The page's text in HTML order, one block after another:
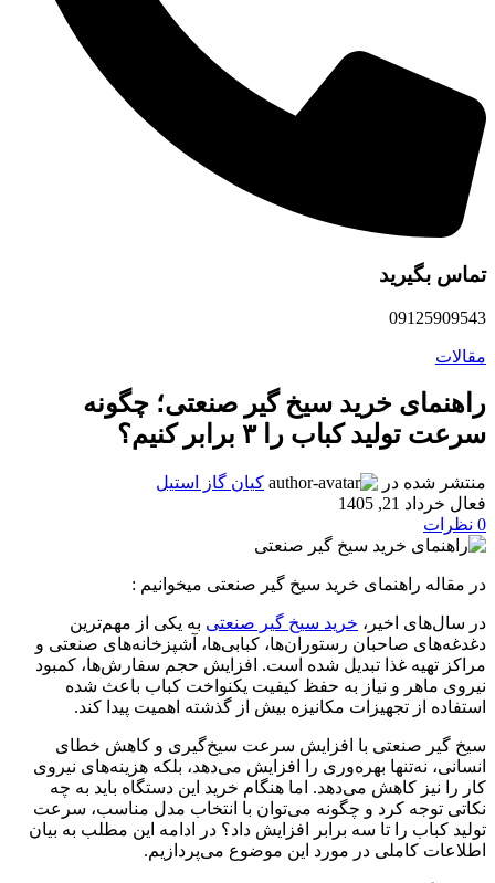
تماس بگیرید
09125909543
مقالات
راهنمای خرید سیخ گیر صنعتی؛ چگونه
سرعت تولید کباب را ۳ برابر کنیم؟
منتشر شده در
کیان گاز استیل
فعال خرداد 21, 1405
0 نظرات
در مقاله راهنمای خرید سیخ گیر صنعتی میخوانیم :
در سال‌های اخیر، خرید سیخ گیر صنعتی به یکی از مهم‌ترین
دغدغه‌های صاحبان رستوران‌ها، کبابی‌ها، آشپزخانه‌های صنعتی و
مراکز تهیه غذا تبدیل شده است. افزایش حجم سفارش‌ها، کمبود
نیروی ماهر و نیاز به حفظ کیفیت یکنواخت کباب باعث شده
استفاده از تجهیزات مکانیزه بیش از گذشته اهمیت پیدا کند.
سیخ گیر صنعتی با افزایش سرعت سیخ‌گیری و کاهش خطای
انسانی، نه‌تنها بهره‌وری را افزایش می‌دهد، بلکه هزینه‌های نیروی
کار را نیز کاهش می‌دهد. اما هنگام خرید این دستگاه باید به چه
نکاتی توجه کرد و چگونه می‌توان با انتخاب مدل مناسب، سرعت
تولید کباب را تا سه برابر افزایش داد؟ در ادامه این مطلب به بیان
اطلاعات کاملی در مورد این موضوع می‌پردازیم.